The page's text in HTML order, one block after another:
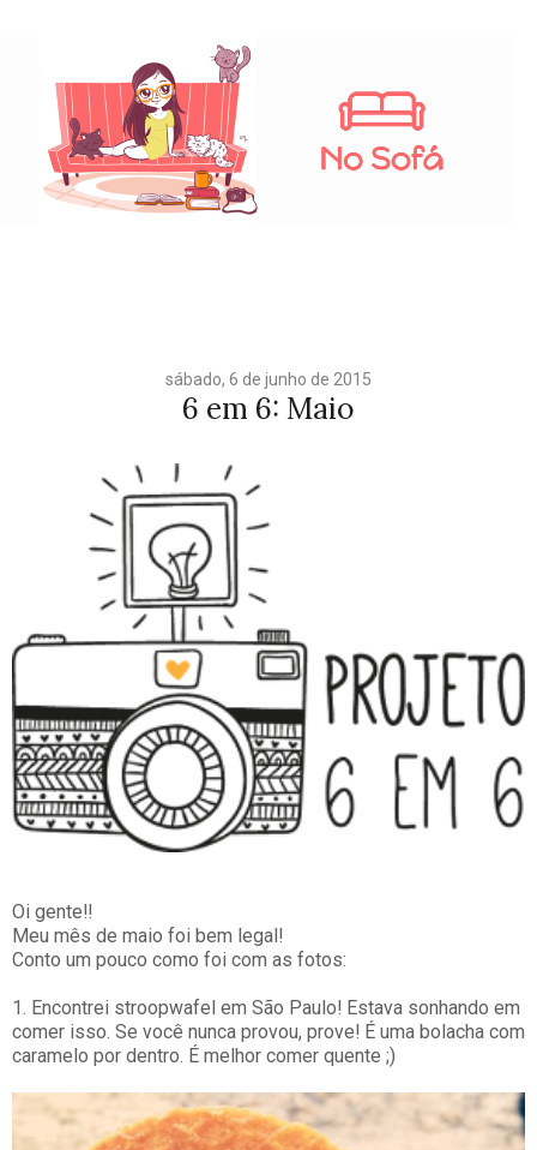
sábado, 6 de junho de 2015
6 em 6: Maio
Oi gente!!
Meu mês de maio foi bem legal!
Conto um pouco como foi com as fotos:
1. Encontrei stroopwafel em São Paulo! Estava sonhando em
comer isso. Se você nunca provou, prove! É uma bolacha com
caramelo por dentro. É melhor comer quente ;)